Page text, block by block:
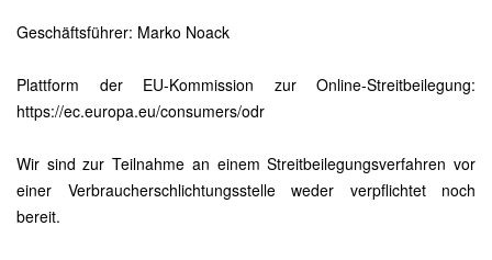
Geschäftsführer: Marko Noack
Plattform der EU-Kommission zur Online-Streitbeilegung:
https://ec.europa.eu/consumers/odr
Wir sind zur Teilnahme an einem Streitbeilegungsverfahren vor
einer Verbraucherschlichtungsstelle weder verpflichtet noch
bereit.